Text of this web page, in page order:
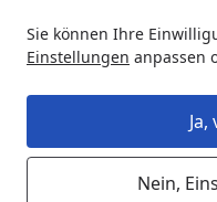
Sie können Ihre
Einstellungen anpassen
Nein,